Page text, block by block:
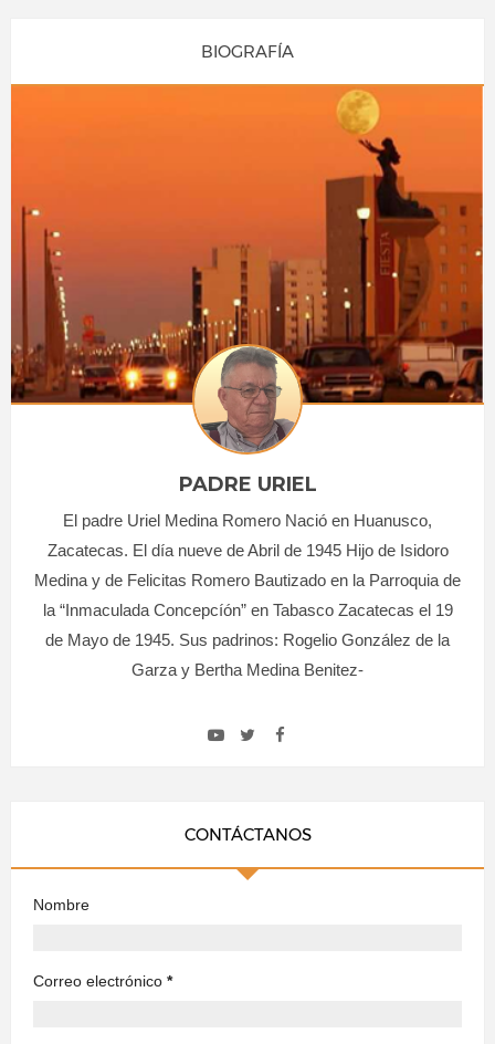
BIOGRAFÍA
PADRE URIEL
El padre Uriel Medina Romero Nació en Huanusco,
Zacatecas. El día nueve de Abril de 1945 Hijo de Isidoro
Medina y de Felicitas Romero Bautizado en la Parroquia de
la “Inmaculada Concepcíón” en Tabasco Zacatecas el 19
de Mayo de 1945. Sus padrinos: Rogelio González de la
Garza y Bertha Medina Benitez-
CONTÁCTANOS
Nombre
Correo electrónico *